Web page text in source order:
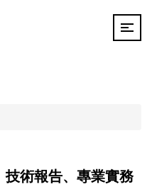
術報告、專業實務